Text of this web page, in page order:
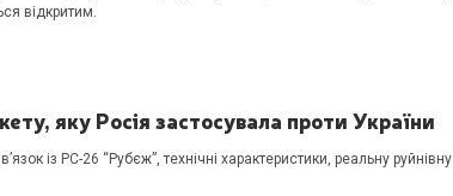
відкритим.
яку Росія застосувала проти України
із РС-26 “Рубєж”, технічні характеристики, реальну руйнівну